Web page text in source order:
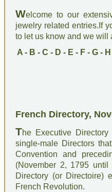
Welcome to our
jewelry related entries.If
to let us know and we will
A- B - C - D - E - F- G- H
French Directory,
The Executive
single-male Directors
Convention and
(November 2, 1795
Directory (or Directoire)
French Revolution.